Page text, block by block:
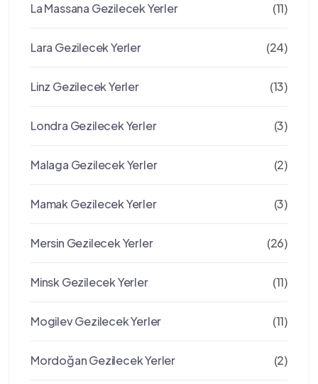
La Massana Gezilecek Yerler (11)
Lara Gezilecek Yerler (24)
Linz Gezilecek Yerler (13)
Londra Gezilecek Yerler (3)
Malaga Gezilecek Yerler (2)
Mamak Gezilecek Yerler (3)
Mersin Gezilecek Yerler (26)
Minsk Gezilecek Yerler (11)
Mogilev Gezilecek Yerler (11)
Mordoğan Gezilecek Yerler (2)